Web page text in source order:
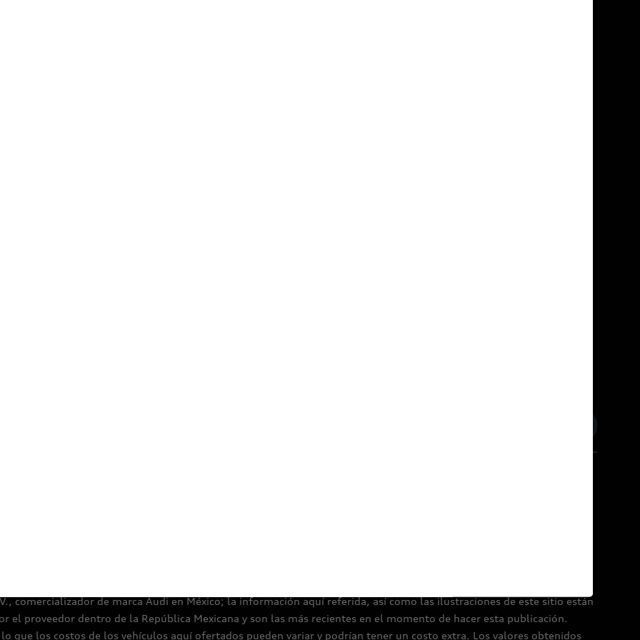
comercializador de marca Audi en México; la información aquí referida, así como las ilustraciones de este sitio están
el proveedor dentro de la República Mexicana y son las más recientes en el momento de hacer esta publicación.
que los costos de los vehículos aquí ofertados pueden variar y podrían tener un costo extra. Los valores obtenidos